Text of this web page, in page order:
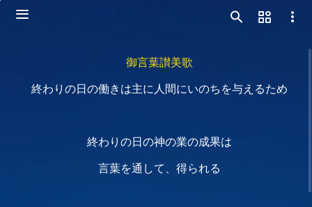
御言葉讃美歌
終わりの日の働きは主に人間にいのちを与えるため
終わりの日の神の業の成果は
言葉を通して、得られる